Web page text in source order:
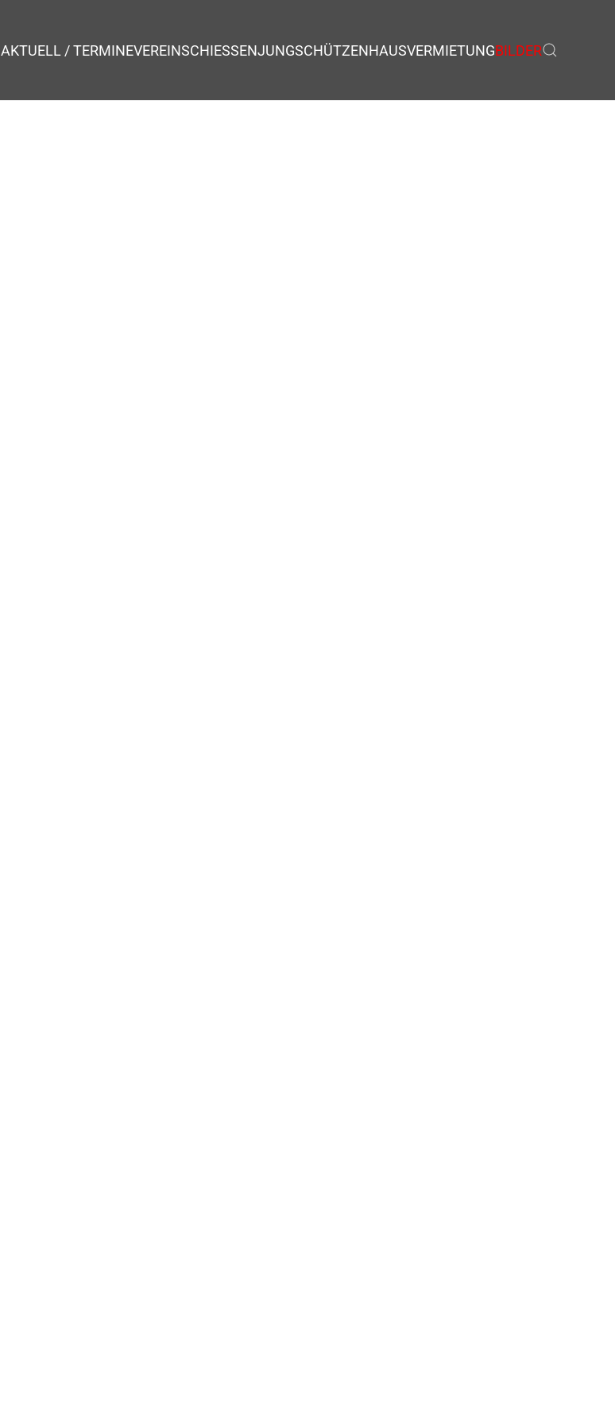
AKTUELL / TERMINEVEREINSCHIESSENJUNGSCHÜTZENHAUSVERMIETUNGBILDER